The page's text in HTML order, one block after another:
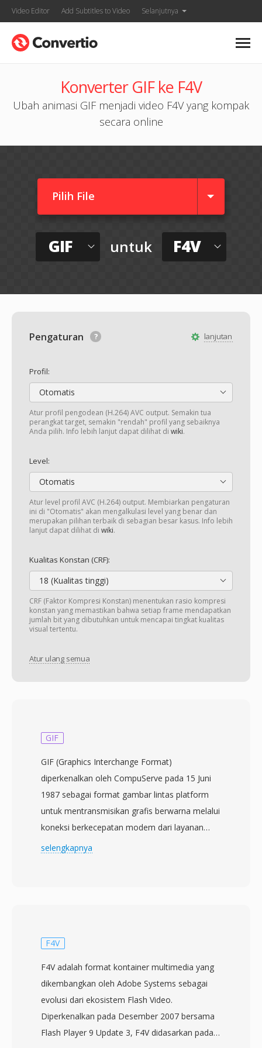
Video Editor Add Subtitles to Video Selanjutnya
Konverter GIF ke F4V
Ubah animasi GIF menjadi video F4V yang kompak
secara online
Pilih File
GIF untuk F4V
lanjutan
Pengaturan
Profil:
Otomatis
Atur profil pengodean (H.264) AVC output. Semakin tua
perangkat target, semakin "rendah" profil yang sebaiknya
Anda pilih. Info lebih lanjut dapat dilihat di wiki.
Level:
Otomatis
Atur level profil AVC (H.264) output. Membiarkan pengaturan
ini di "Otomatis" akan mengalkulasi level yang benar dan
merupakan pilihan terbaik di sebagian besar kasus. Info lebih
lanjut dapat dilihat di wiki.
Kualitas Konstan (CRF):
18 (Kualitas tinggi)
CRF (Faktor Kompresi Konstan) menentukan rasio kompresi
konstan yang memastikan bahwa setiap frame mendapatkan
jumlah bit yang dibutuhkan untuk mencapai tingkat kualitas
visual tertentu.
Atur ulang semua
GIF
GIF (Graphics Interchange Format)
diperkenalkan oleh CompuServe pada 15 Juni
1987 sebagai format gambar lintas platform
untuk mentransmisikan grafis berwarna melalui
koneksi berkecepatan modem dari layanan
online CompuServe. Format ini menggunakan
disimpan secara berurutan dalam satu file,
tunda independen, metode disposal, dan palet
warna lokal, memungkinkan animasi pendek
pun. Format ini juga mendukung transparansi
biner (satu entri palet ditetapkan sebagai
selengkapnya
F4V
F4V adalah format kontainer multimedia yang
dikembangkan oleh Adobe Systems sebagai
evolusi dari ekosistem Flash Video.
Diperkenalkan pada Desember 2007 bersama
Flash Player 9 Update 3, F4V didasarkan pada